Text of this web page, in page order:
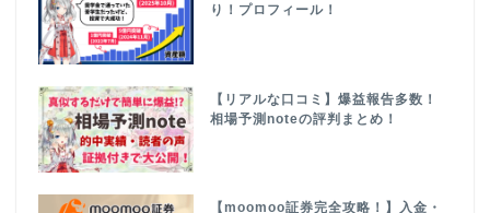
り！プロフィール！
【リアルな口コミ】爆益報告多数！
相場予測noteの評判まとめ！
【moomoo証券完全攻略！】入金・